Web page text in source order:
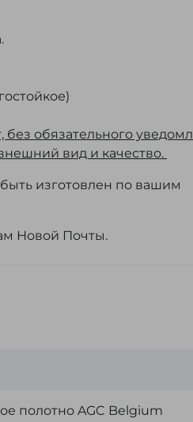
обязательного
вид и качество.
изготовлен по вашим
Новой Почты.
полотно AGC Belgium